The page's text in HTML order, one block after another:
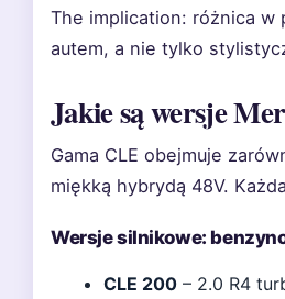
The implication: różnica w
autem, a nie tylko
Jakie są wersje
Gama CLE obejmuje
miękką hybrydą 48V.
Wersje silnikowe:
CLE 200 – 2.0 R4